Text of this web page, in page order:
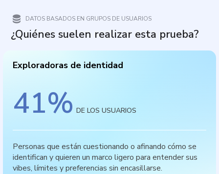
DATOS BASADOS EN GRUPOS DE USUARIOS
¿Quiénes suelen realizar esta prueba?
Exploradoras de identidad
41% DE LOS USUARIOS
Personas que están cuestionando o afinando cómo se
identifican y quieren un marco ligero para entender sus
vibes, límites y preferencias sin encasillarse.